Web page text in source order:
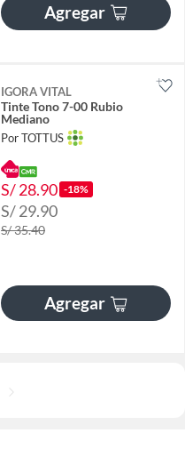
Agregar
IGORA VITAL
Tinte Tono 7-00 Rubio
Mediano
Por TOTTUS
S/ 28.90 -18%
S/ 29.90
S/ 35.40
Agregar